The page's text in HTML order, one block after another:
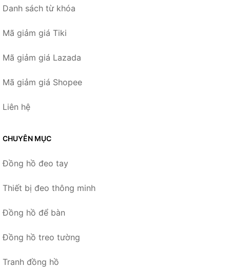
Danh sách từ khóa
Mã giảm giá Tiki
Mã giảm giá Lazada
Mã giảm giá Shopee
Liên hệ
CHUYÊN MỤC
Đồng hồ đeo tay
Thiết bị đeo thông minh
Đồng hồ để bàn
Đồng hồ treo tường
Tranh đồng hồ